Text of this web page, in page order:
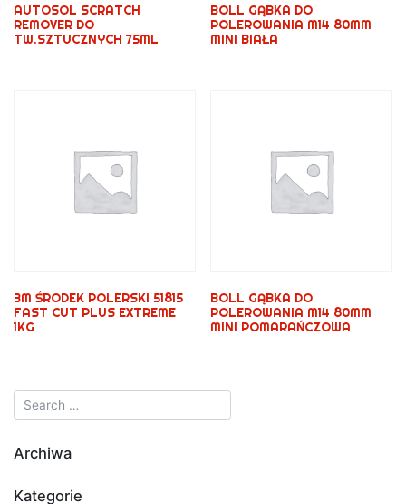
AUTOSOL SCRATCH
REMOVER DO
TW.SZTUCZNYCH 75ML
BOLL GĄBKA DO
POLEROWANIA M14 80MM
MINI BIAŁA
3M ŚRODEK POLERSKI 51815
FAST CUT PLUS EXTREME
1KG
BOLL GĄBKA DO
POLEROWANIA M14 80MM
MINI POMARAŃCZOWA
Archiwa
Kategorie